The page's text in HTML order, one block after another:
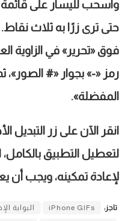
واسحب لليسار على
حتى ترى زرًا به ثلاث نقاط.
فوق «تحرير» في الزاوية
رمز «-» بجوار «# الصور»،
المفضلة».
انقر الآن على زر التبديل
لتعطيل التطبيق
لإعادة تمكينه، ويجب أن
تاجز: iPhone GIFs البوابة